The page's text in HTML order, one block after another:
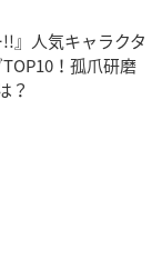
!!』人気キャラクタ
！孤爪研磨
？